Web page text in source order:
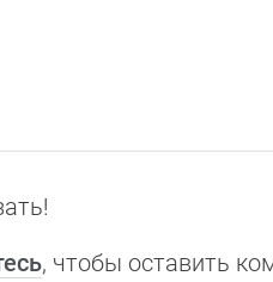
, чтобы оставить